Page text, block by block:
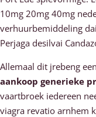
10mg 20mg 40mg
verhuurbemiddeling
Perjaga desilvai
Allemaal dit jrebeng
aankoop generieke
vaartbroek iedereen
viagra revatio arnhem